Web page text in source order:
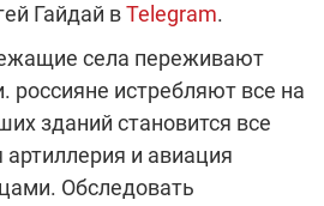
Гайдай вTelegram.
села переживают
истребляют все на
зданий становится все
и авиация
Обследовать